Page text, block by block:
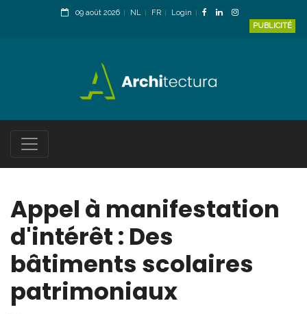
09 août 2026 NL FR
Login
PUBLICITÉ
Appel à manifestation
d'intérêt : Des
bâtiments scolaires
patrimoniaux